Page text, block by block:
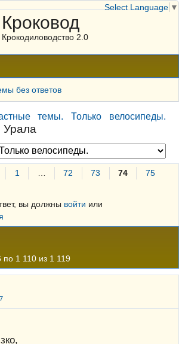
Кроковод
Крокодиловодство 2.0
без ответов
темы. Только велосипеды.
Урала
1 72 73 74
75
вы должны войти или
1 110 из 1 119
Select Language ▼